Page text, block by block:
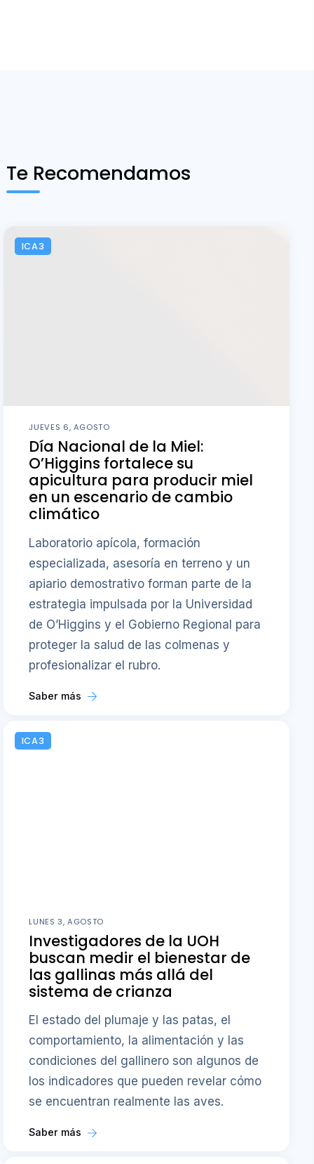
Te Recomendamos
ICA3
JUEVES 6, AGOSTO
Día Nacional de la Miel:
O’Higgins fortalece su
apicultura para producir miel
en un escenario de cambio
climático
Laboratorio apícola, formación
especializada, asesoría en terreno y un
apiario demostrativo forman parte de la
estrategia impulsada por la Universidad
de O’Higgins y el Gobierno Regional para
proteger la salud de las colmenas y
profesionalizar el rubro.
Saber más
ICA3
LUNES 3, AGOSTO
Investigadores de la UOH
buscan medir el bienestar de
las gallinas más allá del
sistema de crianza
El estado del plumaje y las patas, el
comportamiento, la alimentación y las
condiciones del gallinero son algunos de
los indicadores que pueden revelar cómo
se encuentran realmente las aves.
Saber más